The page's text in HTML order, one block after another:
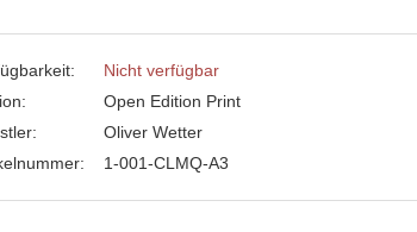
Nicht verfügbar
Open Edition Print
Oliver Wetter
1-001-CLMQ-A3